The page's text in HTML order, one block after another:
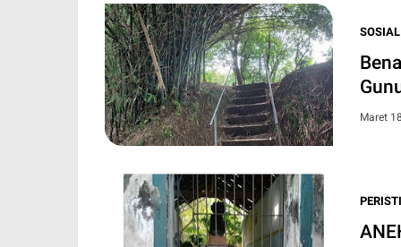
SOSIAL
Maret